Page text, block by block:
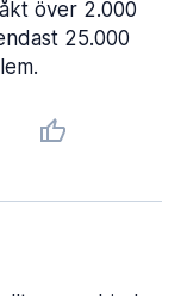
över 2.000
25.000